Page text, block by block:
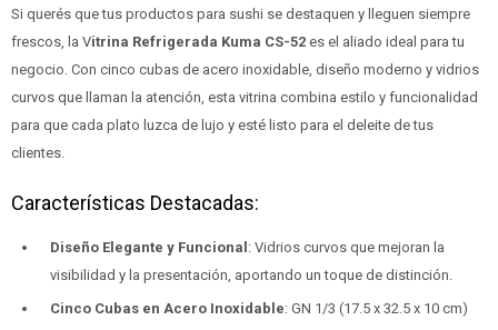
Si querés que tus productos para sushi se destaquen y lleguen siempre
frescos, la Vitrina Refrigerada Kuma CS-52 es el aliado ideal para tu
negocio. Con cinco cubas de acero inoxidable, diseño moderno y vidrios
curvos que llaman la atención, esta vitrina combina estilo y funcionalidad
para que cada plato luzca de lujo y esté listo para el deleite de tus
clientes.
Características Destacadas:
Diseño Elegante y Funcional: Vidrios curvos que mejoran la
visibilidad y la presentación, aportando un toque de distinción.
Cinco Cubas en Acero Inoxidable: GN 1/3 (17.5 x 32.5 x 10 cm)